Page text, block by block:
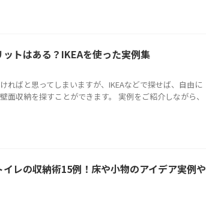
トはある？IKEAを使った実例集
ればと思ってしまいますが、IKEAなどで探せば、自由に
収納を探すことができます。 実例をご紹介しながら、
イレの収納術15例！床や小物のアイデア実例や